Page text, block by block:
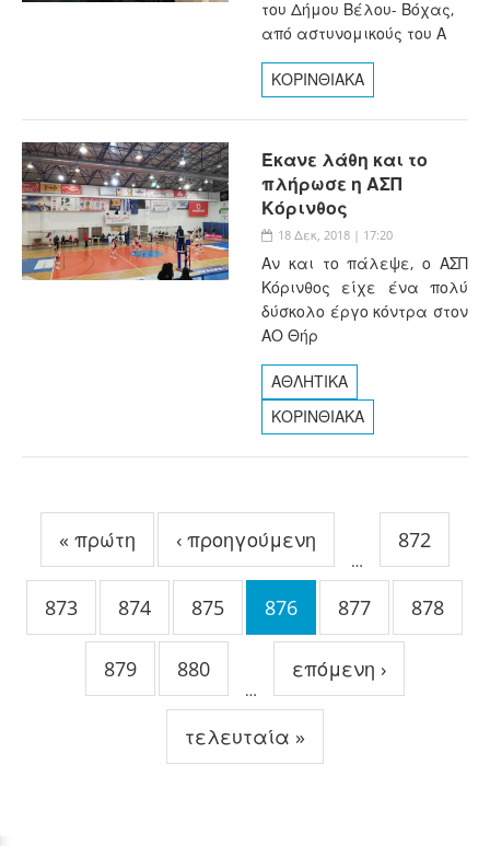
του Δήμου Βέλου- Βόχας,
από αστυνομικούς του Α
ΚΟΡΙΝΘΙΑΚΑ
Έκανε λάθη και το
πλήρωσε η ΑΣΠ
Κόρινθος
18 Δεκ, 2018 | 17:20
Αν και το πάλεψε, ο ΑΣΠ
Κόρινθος είχε ένα πολύ
δύσκολο έργο κόντρα στον
ΑΟ Θήρ
ΑΘΛΗΤΙΚΑ
ΚΟΡΙΝΘΙΑΚΑ
« πρώτη ‹ προηγούμενη
…
872
873 874 875 876 877 878
879 880
…
επόμενη ›
τελευταία »